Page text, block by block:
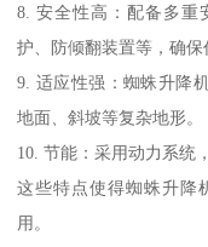
8. 安全性高：配备多重
护、防倾翻装置等，确保
9. 适应性强：蜘蛛升降
地面、斜坡等复杂地形。
10. 节能：采用动力系统
这些特点使得蜘蛛升降
用。